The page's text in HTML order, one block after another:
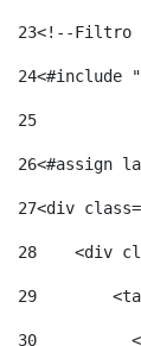
23<!--Filtro
24
25
26<#assign
27<div
28
<div
29
30